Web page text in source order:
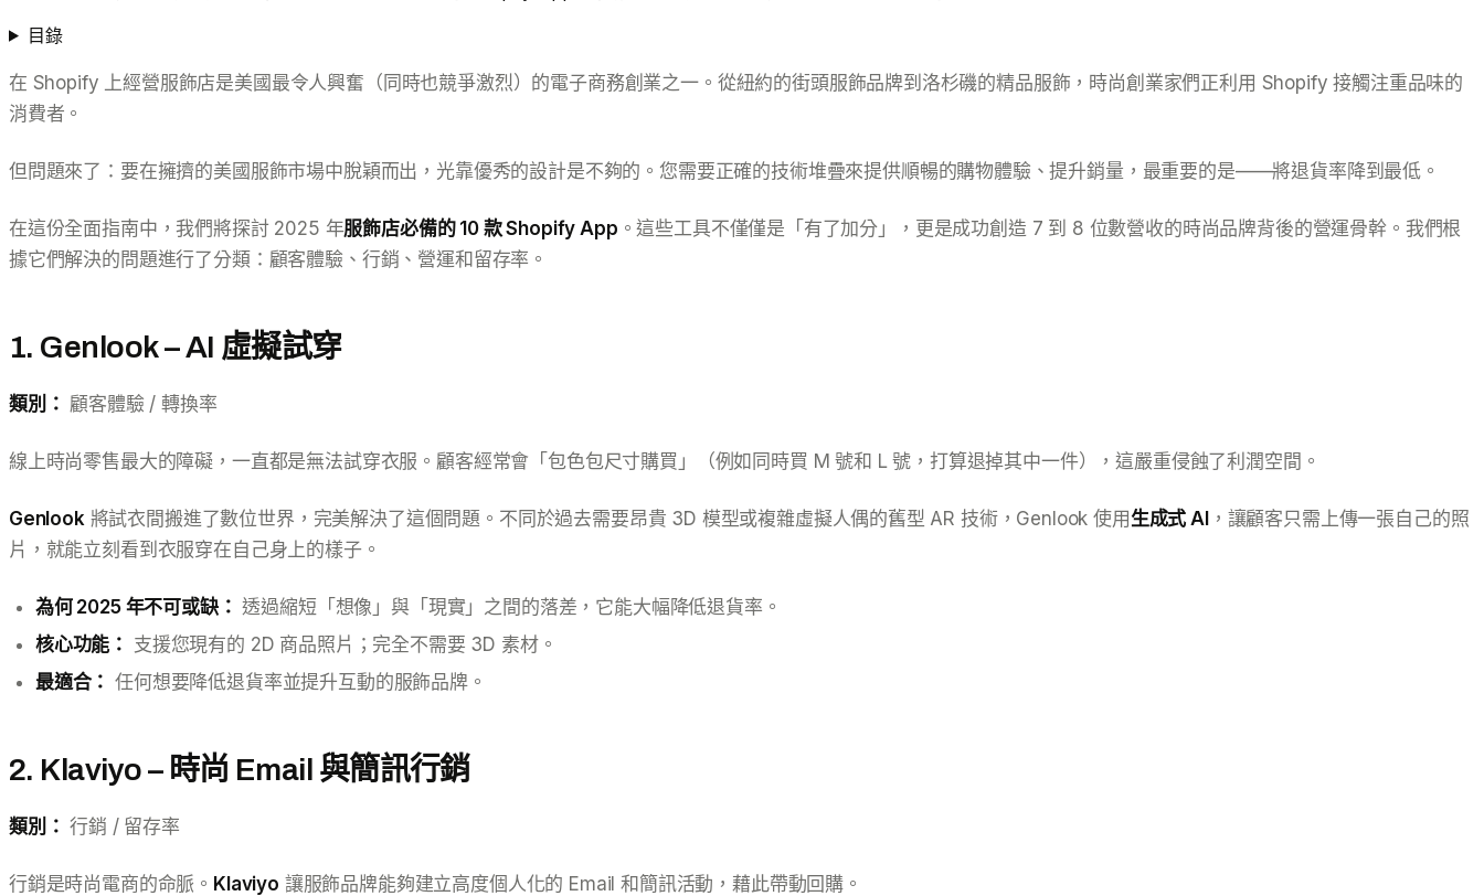
目錄
在 Shopify 上經營服飾店是美國最令人興奮（同時也競爭激烈）的電子商務創業之一。從紐約的街頭服飾品牌到洛杉磯的精品服飾，時尚創業家們正利用 Shopify 接觸注重品味的
消費者。
但問題來了：要在擁擠的美國服飾市場中脫穎而出，光靠優秀的設計是不夠的。您需要正確的技術堆疊來提供順暢的購物體驗、提升銷量，最重要的是——將退貨率降到最低。
在這份全面指南中，我們將探討 2025 年服飾店必備的 10 款 Shopify App 。這些工具不僅僅是「有了加分」，更是成功創造 7 到 8 位數營收的時尚品牌背後的營運骨幹。我們根
據它們解決的問題進行了分類：顧客體驗、行銷、營運和留存率。
1. Genlook – AI 虛擬試穿
類別： 顧客體驗 / 轉換率
線上時尚零售最大的障礙，一直都是無法試穿衣服。顧客經常會「包色包尺寸購買」（例如同時買 M 號和 L 號，打算退掉其中一件），這嚴重侵蝕了利潤空間。
Genlook 將試衣間搬進了數位世界，完美解決了這個問題。不同於過去需要昂貴 3D 模型或複雜虛擬人偶的舊型 AR 技術，Genlook 使用生成式 AI，讓顧客只需上傳一張自己的照
片，就能立刻看到衣服穿在自己身上的樣子。
為何 2025 年不可或缺： 透過縮短「想像」與「現實」之間的落差，它能大幅降低退貨率。
核心功能： 支援您現有的 2D 商品照片；完全不需要 3D 素材。
最適合： 任何想要降低退貨率並提升互動的服飾品牌。
2. Klaviyo – 時尚 Email 與簡訊行銷
類別： 行銷 / 留存率
行銷是時尚電商的命脈。 Klaviyo 讓服飾品牌能夠建立高度個人化的 Email 和簡訊活動，藉此帶動回購。